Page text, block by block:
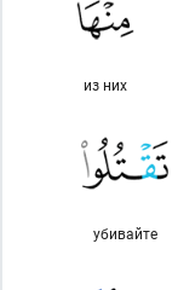
из них
убивайте